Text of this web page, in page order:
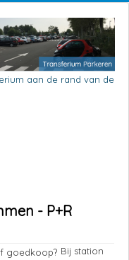
aan de rand van de
- P+R
Bij station